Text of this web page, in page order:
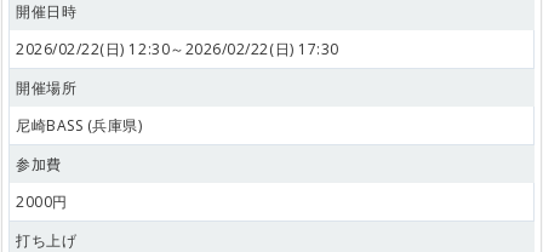
開催日時
2026/02/22(日) 12:30～2026/02/22(日) 17:30
開催場所
尼崎BASS (兵庫県)
参加費
2000円
打ち上げ